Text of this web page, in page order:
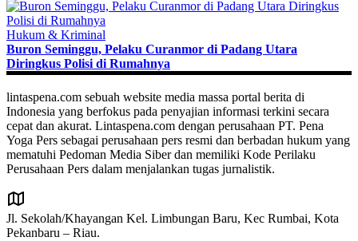
Hukum & Kriminal
Buron Seminggu, Pelaku Curanmor di Padang Utara
Diringkus Polisi di Rumahnya
lintaspena.com sebuah website media massa portal berita di
Indonesia yang berfokus pada penyajian informasi terkini secara
cepat dan akurat. Lintaspena.com dengan perusahaan PT. Pena
Yoga Pers sebagai perusahaan pers resmi dan berbadan hukum yang
mematuhi Pedoman Media Siber dan memiliki Kode Perilaku
Perusahaan Pers dalam menjalankan tugas jurnalistik.
Jl. Sekolah/Khayangan Kel. Limbungan Baru, Kec Rumbai, Kota
Pekanbaru – Riau.